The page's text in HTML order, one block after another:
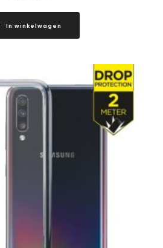
In winkelwagen